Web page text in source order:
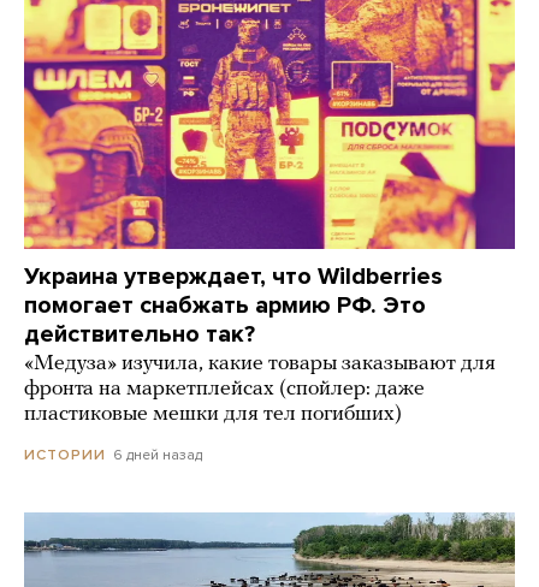
Украина утверждает, что Wildberries
помогает снабжать армию РФ. Это
действительно так?
«Медуза» изучила, какие товары заказывают для
фронта на маркетплейсах (спойлер: даже
пластиковые мешки для тел погибших)
ИСТОРИИ 6 дней назад